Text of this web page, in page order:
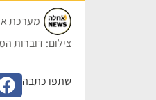
מערכת
צילום: דוברות
שתפו כתבה